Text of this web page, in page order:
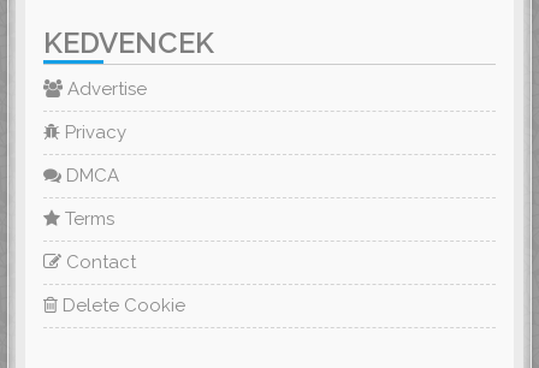
KEDVENCEK
Advertise
Privacy
DMCA
Terms
Contact
Delete Cookie